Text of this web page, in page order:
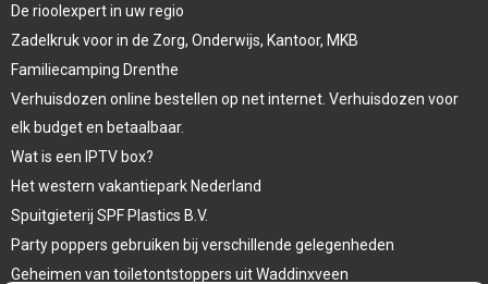
De rioolexpert in uw regio
Zadelkruk voor in de Zorg, Onderwijs, Kantoor, MKB
Familiecamping Drenthe
Verhuisdozen online bestellen op net internet. Verhuisdozen voor
elk budget en betaalbaar.
Wat is een IPTV box?
Het western vakantiepark Nederland
Spuitgieterij SPF Plastics B.V.
Party poppers gebruiken bij verschillende gelegenheden
Geheimen van toiletontstoppers uit Waddinxveen